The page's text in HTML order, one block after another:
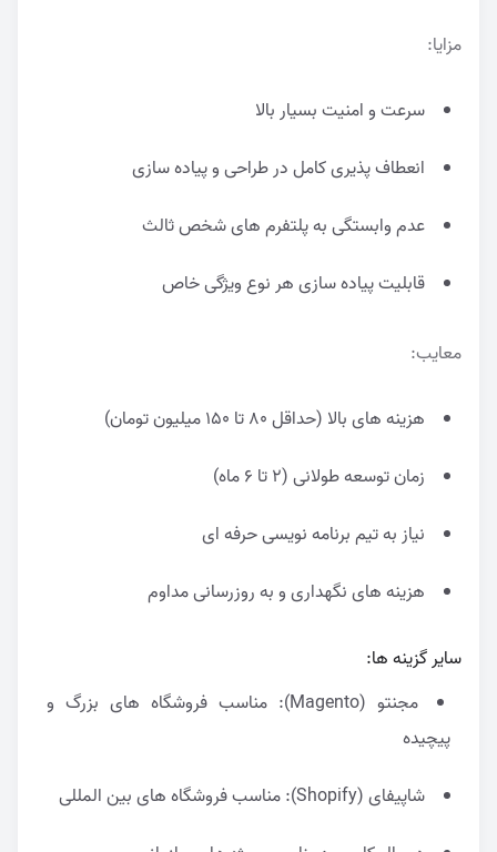
مزایا:
سرعت و امنیت بسیار بالا
انعطاف پذیری کامل در طراحی و پیاده سازی
عدم وابستگی به پلتفرم های شخص ثالث
قابلیت پیاده سازی هر نوع ویژگی خاص
معایب:
هزینه های بالا (حداقل ۸۰ تا ۱۵۰ میلیون تومان)
زمان توسعه طولانی (۲ تا ۶ ماه)
نیاز به تیم برنامه نویسی حرفه ای
هزینه های نگهداری و به روزرسانی مداوم
سایر گزینه ها:
مجنتو (Magento): مناسب فروشگاه های بزرگ و
پیچیده
شاپیفای (Shopify): مناسب فروشگاه های بین المللی